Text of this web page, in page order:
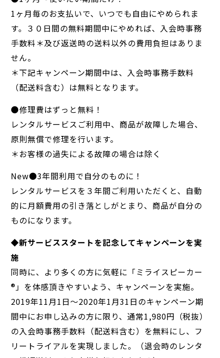
1ヶ月毎のお支払いで、いつでも自由にやめられま
す。３０日間の無料期間中にやめれば、入会時事務
手数料＊及び返送時の送料以外の費用負担はありま
せん。
＊下記キャンペーン期間中は、入会時事務手数料
（配送料含む）は無料となります。
●修理費はずっと無料！
レンタルサービスご利用中、商品が故障した場合、
原則無償で修理を行います。
＊お客様の過失による故障の場合は除く
New●3年間利用で自分のものに！
レンタルサービスを３年間ご利用いただくと、自動
的に月額費用の引き落としがとまり、商品が自分の
ものになります。
◆新サービススタートを記念してキャンペーンを実
施
同時に、より多くの方に気軽に「ミライスピーカー
®」を体感頂きやすいよう、キャンペーンを実施。
2019年11月1日〜2020年1月31日のキャンペーン期
間中にお申し込みの方に限り、通常1,980円（税抜）
の入会時事務手数料（配送料含む）を無料にし、フ
リートライアルを実現しました。（退会時のレンタ